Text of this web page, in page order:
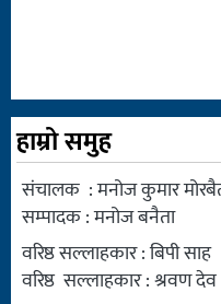
हाम्रो समुह
संचालक : मनोज कुमार
सम्पादक : मनोज बनैता
वरिष्ठ सल्लाहकार : बिपी साह
वरिष्ठ सल्लाहकार : श्रवण देव